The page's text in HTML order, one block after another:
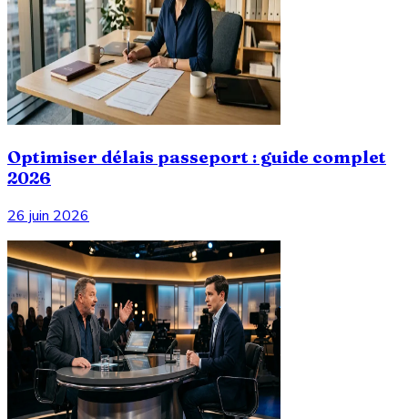
Optimiser délais passeport : guide complet
2026
26 juin 2026